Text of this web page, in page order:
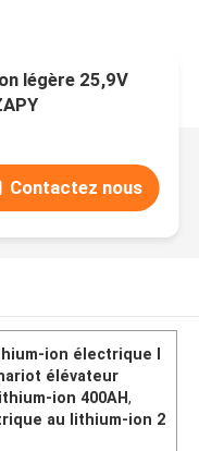
légère 25,9V
Contactez nous
ion électrique l
élévateur
ion 400AH,
au lithium-ion 2